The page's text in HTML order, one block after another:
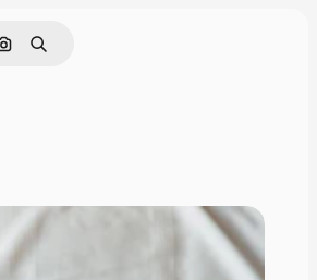
Nach Bild suchen
Suchen